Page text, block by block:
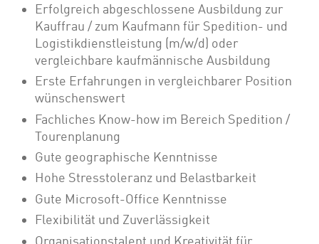
Erfolgreich abgeschlossene Ausbildung zur
Kauffrau / zum Kaufmann für Spedition- und
Logistikdienstleistung (m/w/d) oder
vergleichbare kaufmännische Ausbildung
Erste Erfahrungen in vergleichbarer Position
wünschenswert
Fachliches Know-how im Bereich Spedition /
Tourenplanung
Gute geographische Kenntnisse
Hohe Stresstoleranz und Belastbarkeit
Gute Microsoft-Office Kenntnisse
Flexibilität und Zuverlässigkeit
Organisationstalent und Kreativität für